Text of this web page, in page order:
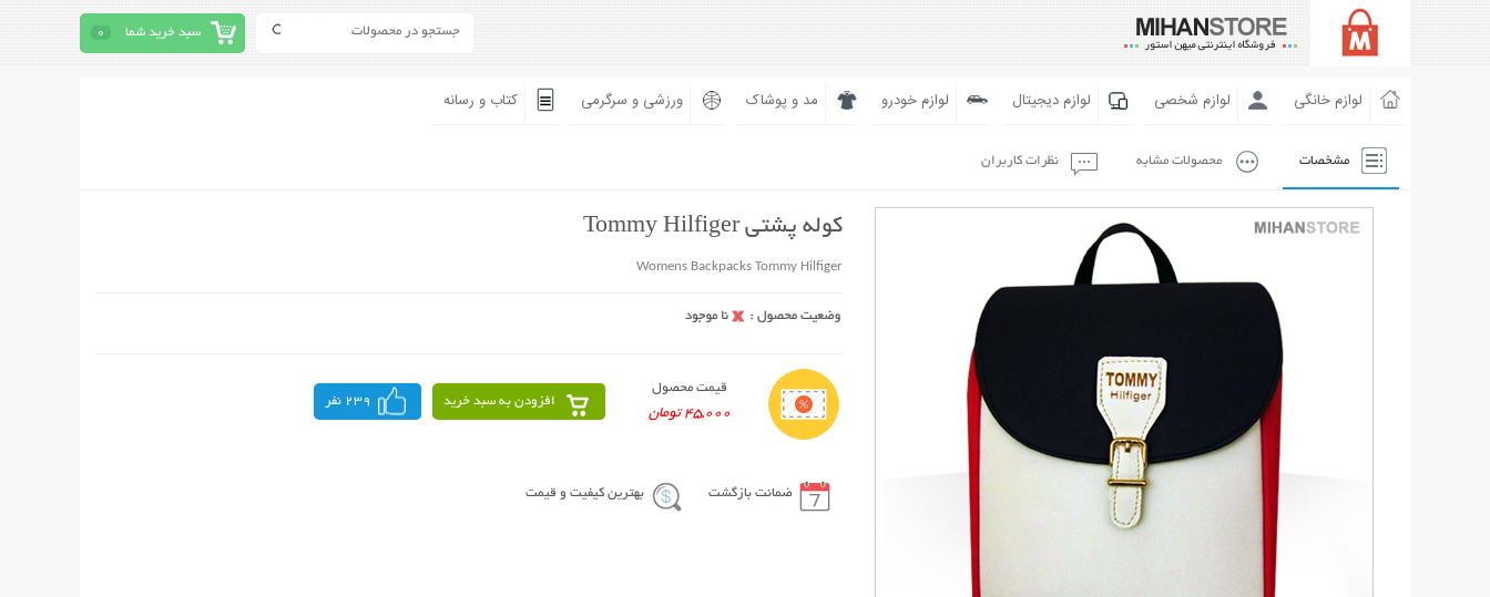
سبد خرید شما 0
لوازم خانگی لوازم شخصی لوازم دیجیتال لوازم خودرو مد و پوشاک ورزشی و سرگرمی کتاب و رسانه
مشخصات محصولات مشابه نظرات کاربران
کوله پشتی Tommy Hilfiger
Womens Backpacks Tommy Hilfiger
قیمت محصول
45,000 تومان
افزودن به سبد خرید 239 نفر
ضمانت بازگشت بهترین کیفیت و قیمت